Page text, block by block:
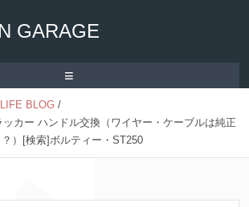
GARAGE
≡
BLOG /
ッカー ハンドル交換（ワイヤー・ケーブルは純正
）[検索]ボルティー・ST250